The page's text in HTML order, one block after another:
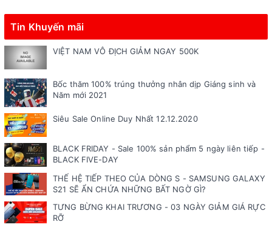
Tin Khuyến mãi
VIỆT NAM VÔ ĐỊCH GIẢM NGAY 500K
Bốc thăm 100% trúng thưởng nhân dịp Giáng sinh và
Năm mới 2021
Siêu Sale Online Duy Nhất 12.12.2020
BLACK FRIDAY - Sale 100% sản phẩm 5 ngày liên tiếp -
BLACK FIVE-DAY
THẾ HỆ TIẾP THEO CỦA DÒNG S - SAMSUNG GALAXY
S21 SẼ ẨN CHỨA NHỮNG BẤT NGỜ GÌ?
TƯNG BỪNG KHAI TRƯƠNG - 03 NGÀY GIẢM GIÁ RỰC
RỠ